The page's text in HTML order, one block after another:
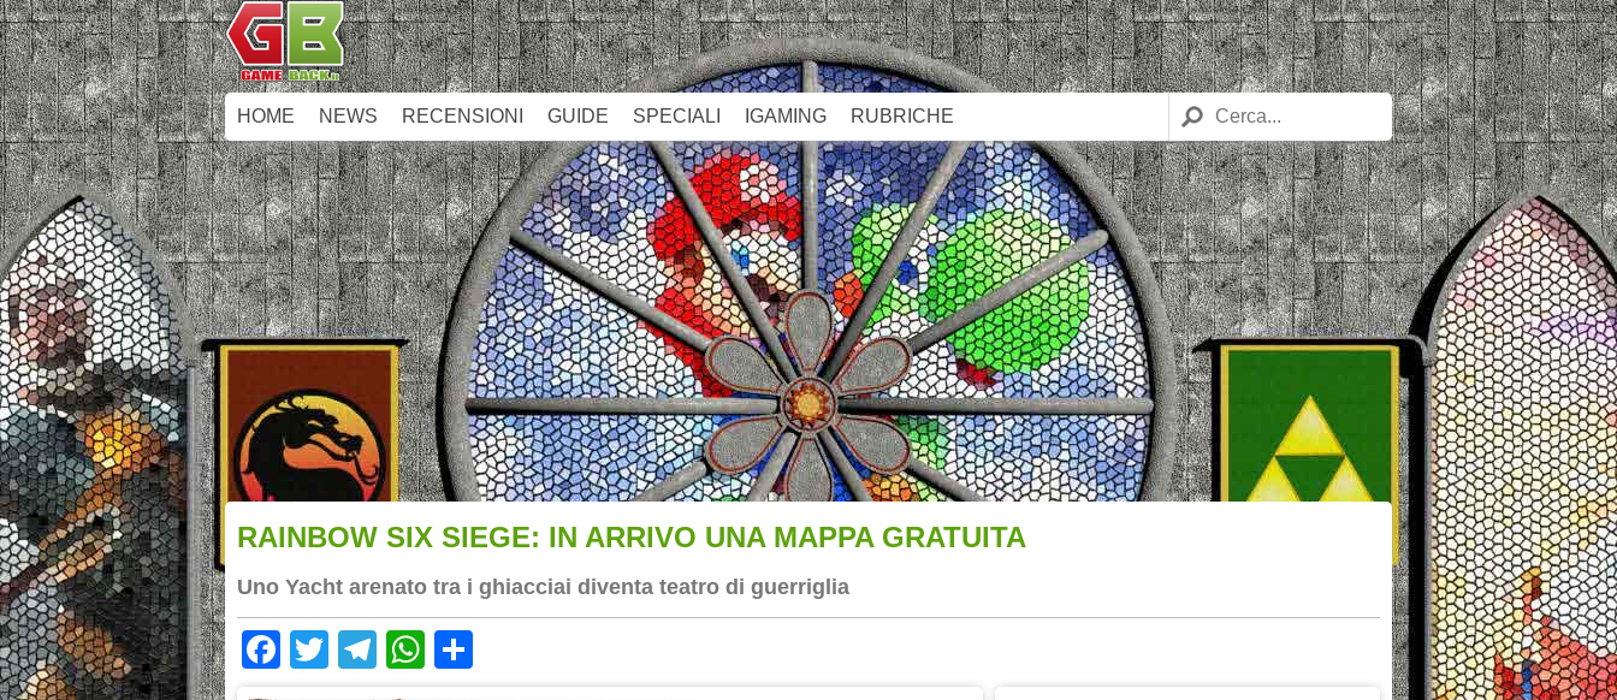
HOME NEWS RECENSIONI GUIDE SPECIALI IGAMING RUBRICHE
RAINBOW SIX SIEGE: IN ARRIVO UNA MAPPA GRATUITA
Uno Yacht arenato tra i ghiacciai diventa teatro di guerriglia
Facebook
TwitterTelegram
WhatsApp